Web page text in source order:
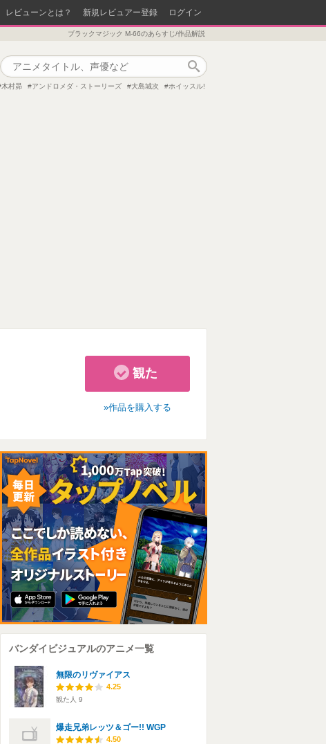
レビューンとは？ 新規レビュアー登録 ログイン
ブラックマジック M-66のあらすじ/作品解説
木村昴 アンドロメダ・ストーリーズ 大島城次 ホイッスル!
観た
作品を購入する
バンダイビジュアルのアニメ一覧
無限のリヴァイアス
4.25
観た人 9
爆走兄弟レッツ＆ゴー!! WGP
4.50